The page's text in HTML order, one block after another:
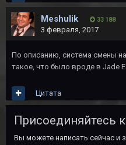
Meshulik 33 188
3 февраля, 2017
По описанию, система смены
такое, что было вроде в Jade
Цитата
Присоединяйтесь
Вы можете написать сейчас и